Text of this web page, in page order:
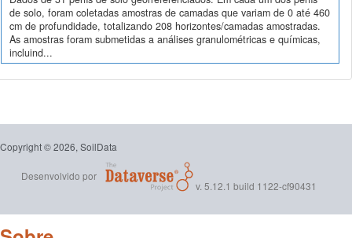
de solo, foram coletadas amostras de camadas que variam de 0 até 460
cm de profundidade, totalizando 208 horizontes/camadas amostradas.
As amostras foram submetidas a análises granulométricas e químicas,
incluind...
Copyright © 2026, SoilData
Desenvolvido por
v. 5.12.1 build 1122-cf90431